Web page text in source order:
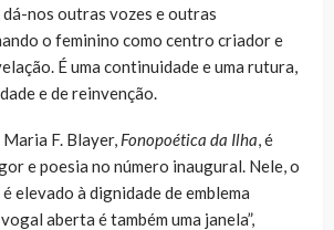
nos outras vozes e outras
o feminino como centro criador e
É uma continuidade e uma rutura,
e de reinvenção.
F. Blayer, Fonopoética da Ilha, é
e poesia no número inaugural. Nele, o
elevado à dignidade de emblema
aberta é também uma janela”,